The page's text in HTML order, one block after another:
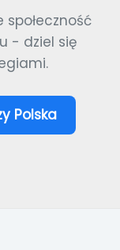
społeczność
- dziel się
Polska